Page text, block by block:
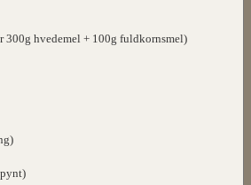
300g hvedemel + 100g fuldkornsmel)